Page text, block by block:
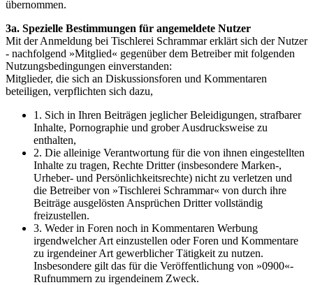
übernommen.
3a. Spezielle Bestimmungen für angemeldete Nutzer
Mit der Anmeldung bei Tischlerei Schrammar erklärt sich der Nutzer
- nachfolgend »Mitglied« gegenüber dem Betreiber mit folgenden
Nutzungsbedingungen einverstanden:
Mitglieder, die sich an Diskussionsforen und Kommentaren
beteiligen, verpflichten sich dazu,
1. Sich in Ihren Beiträgen jeglicher Beleidigungen, strafbarer
Inhalte, Pornographie und grober Ausdrucksweise zu
enthalten,
2. Die alleinige Verantwortung für die von ihnen eingestellten
Inhalte zu tragen, Rechte Dritter (insbesondere Marken-,
Urheber- und Persönlichkeitsrechte) nicht zu verletzen und
die Betreiber von »Tischlerei Schrammar« von durch ihre
Beiträge ausgelösten Ansprüchen Dritter vollständig
freizustellen.
3. Weder in Foren noch in Kommentaren Werbung
irgendwelcher Art einzustellen oder Foren und Kommentare
zu irgendeiner Art gewerblicher Tätigkeit zu nutzen.
Insbesondere gilt das für die Veröffentlichung von »0900«-
Rufnummern zu irgendeinem Zweck.